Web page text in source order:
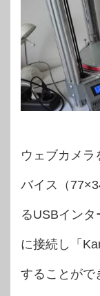
ウェブカメ
バイス（
るUSBイン
に接続し「
することがで